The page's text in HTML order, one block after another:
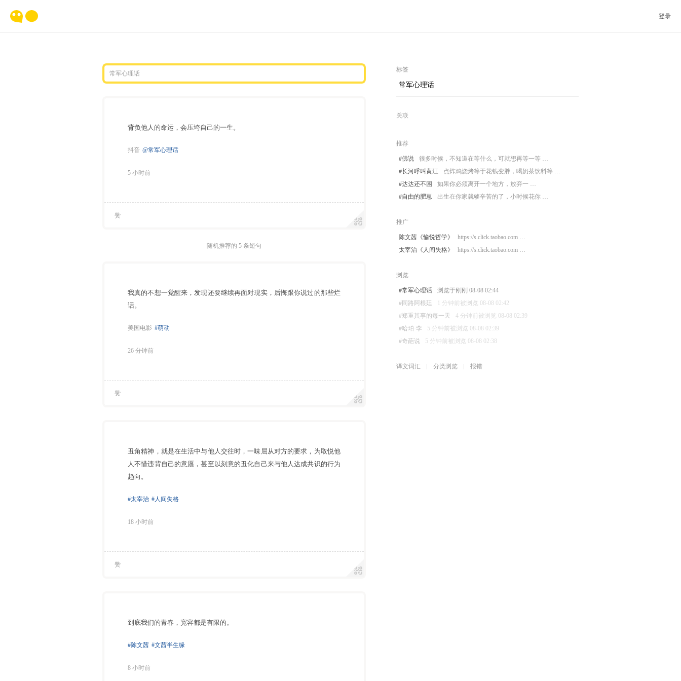
登录
背负他人的命运，会压垮自己的一生。
抖音 @常军心理话
5 小时前
赞
随机推荐的 5 条短句
我真的不想一觉醒来，发现还要继续再面对现实，后悔跟你说过的那些烂
话。
美国电影 #萌动
26 分钟前
赞
丑角精神，就是在生活中与他人交往时，一味屈从对方的要求，为取悦他
人不惜违背自己的意愿，甚至以刻意的丑化自己来与他人达成共识的行为
趋向。
#太宰治 #人间失格
18 小时前
赞
到底我们的青春，宽容都是有限的。
#陈文茜 #文茜半生缘
8 小时前
标签
常军心理话
关联
推荐
#佛说
很多时候，不知道在等什么，可就想再等一等 …
#长河呼叫黄江
点炸鸡烧烤等于花钱变胖，喝奶茶饮料等 …
#达达还不困
如果你必须离开一个地方，放弃一 …
#自由的肥崽
出生在你家就够辛苦的了，小时候花你 …
推广
陈文茜《愉悦哲学》
https://s.click.taobao.com …
太宰治《人间失格》
https://s.click.taobao.com …
浏览
#常军心理话
浏览于刚刚 08-08 02:44
#同路阿根廷
1 分钟前被浏览 08-08 02:42
#郑重其事的每一天
4 分钟前被浏览 08-08 02:39
#哈珀·李
5 分钟前被浏览 08-08 02:39
#奇葩说
5 分钟前被浏览 08-08 02:38
译文词汇 分类浏览 报错